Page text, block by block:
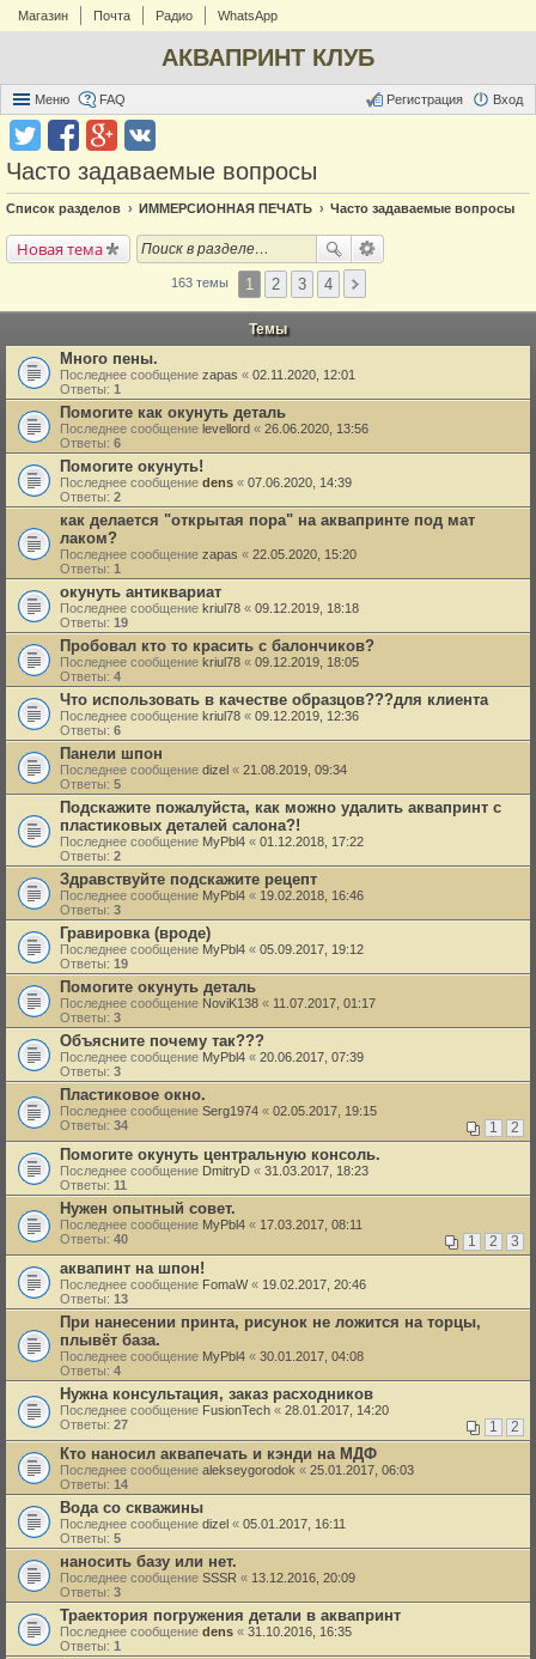
Магазин Почта Радио WhatsApp
АКВАПРИНТ КЛУБ
Меню FAQ Вход
Регистрация
Часто задаваемые вопросы
Список разделов ИММЕРСИОННАЯ ПЕЧАТЬ Часто задаваемые вопросы
Новая тема
163 темы 1 2 3 4
Темы
Много пены.
Последнее сообщение zapas « 02.11.2020, 12:01
Ответы: 1
Помогите как окунуть деталь
Последнее сообщение levellord « 26.06.2020, 13:56
Ответы: 6
Помогите окунуть!
Последнее сообщение dens « 07.06.2020, 14:39
Ответы: 2
как делается "открытая пора" на аквапринте под мат
лаком?
Последнее сообщение zapas « 22.05.2020, 15:20
Ответы: 1
окунуть антиквариат
Последнее сообщение kriul78 « 09.12.2019, 18:18
Ответы: 19
Пробовал кто то красить с балончиков?
Последнее сообщение kriul78 « 09.12.2019, 18:05
Ответы: 4
Что использовать в качестве образцов???для клиента
Последнее сообщение kriul78 « 09.12.2019, 12:36
Ответы: 6
Панели шпон
Последнее сообщение dizel « 21.08.2019, 09:34
Ответы: 5
Подскажите пожалуйста, как можно удалить аквапринт с
пластиковых деталей салона?!
Последнее сообщение MyPbl4 « 01.12.2018, 17:22
Ответы: 2
Здравствуйте подскажите рецепт
Последнее сообщение MyPbl4 « 19.02.2018, 16:46
Ответы: 3
Гравировка (вроде)
Последнее сообщение MyPbl4 « 05.09.2017, 19:12
Ответы: 19
Помогите окунуть деталь
Последнее сообщение NoviK138 « 11.07.2017, 01:17
Ответы: 3
Объясните почему так???
Последнее сообщение MyPbl4 « 20.06.2017, 07:39
Ответы: 3
Пластиковое окно.
Последнее сообщение Serg1974 « 02.05.2017, 19:15
Ответы: 34 1 2
Помогите окунуть центральную консоль.
Последнее сообщение DmitryD « 31.03.2017, 18:23
Ответы: 11
Нужен опытный совет.
Последнее сообщение MyPbl4 « 17.03.2017, 08:11
Ответы: 40 1 2 3
аквапинт на шпон!
Последнее сообщение FomaW« 19.02.2017, 20:46
Ответы: 13
При нанесении принта, рисунок не ложится на торцы,
плывёт база.
Последнее сообщение MyPbl4 « 30.01.2017, 04:08
Ответы: 4
Нужна консультация, заказ расходников
Последнее сообщение FusionTech « 28.01.2017, 14:20
Ответы: 27 1 2
Кто наносил аквапечать и кэнди на МДФ
Последнее сообщение alekseygorodok « 25.01.2017, 06:03
Ответы: 14
Вода со скважины
Последнее сообщение dizel « 05.01.2017, 16:11
Ответы: 5
наносить базу или нет.
Последнее сообщение SSSR « 13.12.2016, 20:09
Ответы: 3
Траектория погружения детали в аквапринт
Последнее сообщение dens « 31.10.2016, 16:35
Ответы: 1